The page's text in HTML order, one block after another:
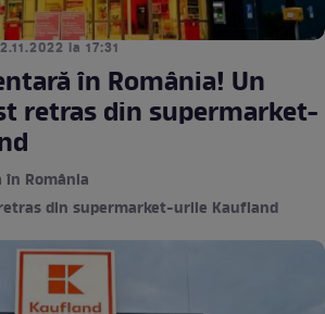
la 17:31
în România! Un
retras din supermarket-
România
din supermarket-urile Kaufland